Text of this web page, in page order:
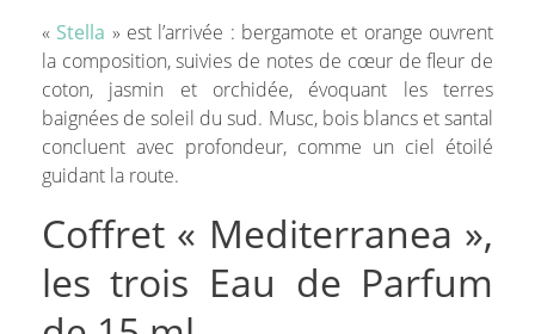
« Stella » est l’arrivée : bergamote et orange ouvrent
la composition, suivies de notes de cœur de fleur de
coton, jasmin et orchidée, évoquant les terres
baignées de soleil du sud. Musc, bois blancs et santal
concluent avec profondeur, comme un ciel étoilé
guidant la route.
Coffret « Mediterranea »,
les trois Eau de Parfum